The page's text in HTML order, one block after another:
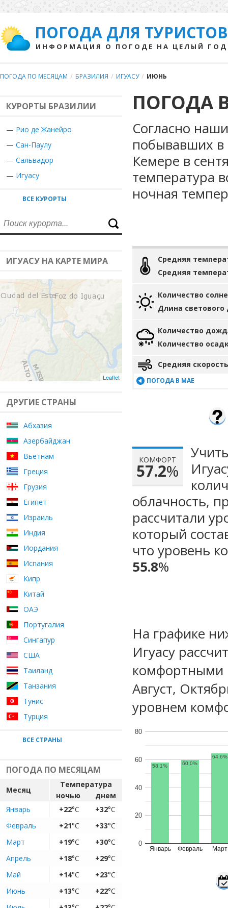
ПОГОДА ДЛЯ ТУРИСТОВ
ИНФОРМАЦИЯ О ПОГОДЕ НА ЦЕЛЫЙ ГОД
ПОГОДА ПО МЕСЯЦАМ / БРАЗИЛИЯ / ИГУАСУ / ИЮНЬ
КУРОРТЫ БРАЗИЛИИ
— Рио де Жанейро
— Сан-Паулу
— Сальвадор
— Игуасу
ВСЕ КУРОРТЫ
ИГУАСУ НА КАРТЕ МИРА
Leaflet
ДРУГИЕ СТРАНЫ
Абхазия
Азербайджан
Вьетнам
Греция
Грузия
Египет
Израиль
Индия
Иордания
Испания
Кипр
Китай
ОАЭ
Португалия
Сингапур
США
Таиланд
Танзания
Тунис
Турция
ВСЕ СТРАНЫ
ПОГОДА ПО МЕСЯЦАМ
Месяц
Температура
ночью
днем
Январь
+22°C +32°C
Февраль
+21°C +33°C
Март
+19°C +30°C
Апрель
+18°C +29°C
Май
+14°C +23°C
Июнь
+13°C +22°C
ПОГОДА
Согласно
побывавших в
Кемере в
температура
ночная
Средняя
Средняя
Количество
Длина светового
Количество
Количество
Средняя
ПОГОДА В МАЕ
КОМФОРТ
57.2%
облачность,
рассчитали
который
что уровень
55.8%
На графике
Игуасу
комфортными
Август,
уровнем
Январь Февраль Март
0
20
40
60
80
58.1% 60.0%
64.6%